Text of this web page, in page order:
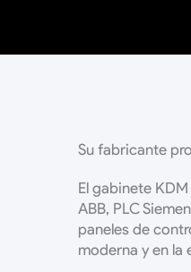
Su fabricante
El gabinete
ABB, PLC
paneles de
moderna y en